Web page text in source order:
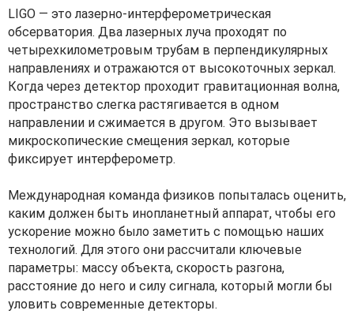
LIGO — это лазерно-интерферометрическая
обсерватория. Два лазерных луча проходят по
четырехкилометровым трубам в перпендикулярных
направлениях и отражаются от высокоточных зеркал.
Когда через детектор проходит гравитационная волна,
пространство слегка растягивается в одном
направлении и сжимается в другом. Это вызывает
микроскопические смещения зеркал, которые
фиксирует интерферометр.
Международная команда физиков попыталась оценить,
каким должен быть инопланетный аппарат, чтобы его
ускорение можно было заметить с помощью наших
технологий. Для этого они рассчитали ключевые
параметры: массу объекта, скорость разгона,
расстояние до него и силу сигнала, который могли бы
уловить современные детекторы.